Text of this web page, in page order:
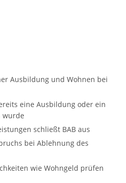
Ausbildung und Wohnen bei
eine Ausbildung oder ein
wurde
schließt BAB aus
bei Ablehnung des
wie Wohngeld prüfen